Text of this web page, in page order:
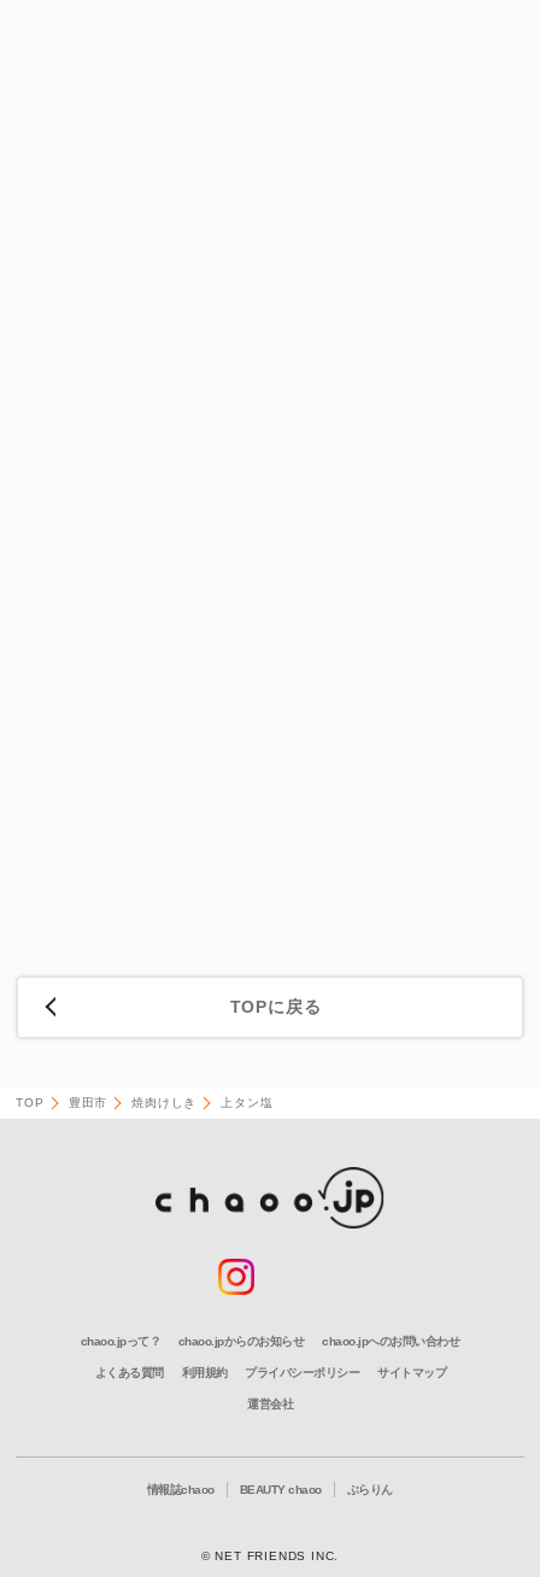
TOPに戻る
TOP 豊田市 焼肉けしき 上タン塩
chaoo.jpって？ chaoo.jpからのお知らせ chaoo.jpへのお問い合わせ
よくある質問 利用規約 プライバシーポリシー サイトマップ
運営会社
情報誌chaoo BEAUTY chaoo ぶらりん
© NET FRIENDS INC.